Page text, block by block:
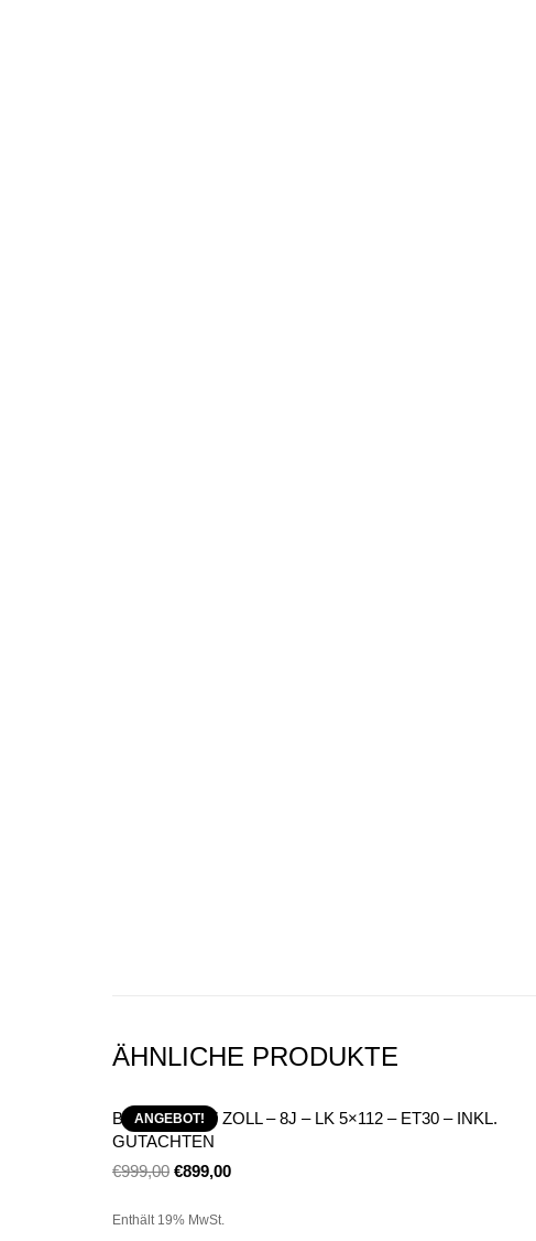
ÄHNLICHE PRODUKTE
ANGEBOT!
BORBET B 17 ZOLL – 8J – LK 5×112 – ET30 – INKL.
GUTACHTEN
€999,00 €899,00
Enthält 19% MwSt.